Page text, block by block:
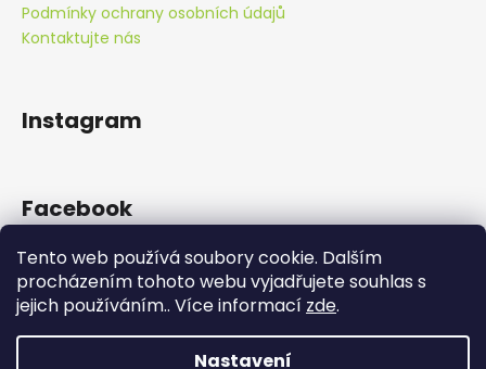
Tento web používá soubory cookie. Dalším
procházením tohoto webu vyjadřujete souhlas s
jejich používáním.. Více informací zde.
Nastavení
Podmínky ochrany osobních údajů
Kontaktujte nás
Instagram
Facebook
Doprava zdarma od 890 Kč!